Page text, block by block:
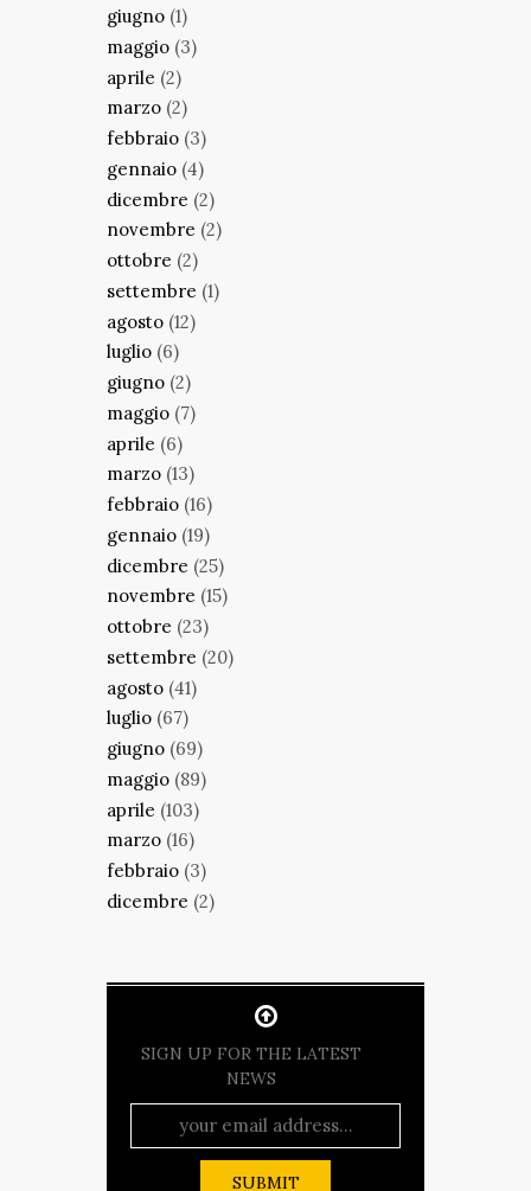
giugno (1)
maggio (3)
aprile (2)
marzo (2)
febbraio (3)
gennaio (4)
dicembre (2)
novembre (2)
ottobre (2)
settembre (1)
agosto (12)
luglio (6)
giugno (2)
maggio (7)
aprile (6)
marzo (13)
febbraio (16)
gennaio (19)
dicembre (25)
novembre (15)
ottobre (23)
settembre (20)
agosto (41)
luglio (67)
giugno (69)
maggio (89)
aprile (103)
marzo (16)
febbraio (3)
dicembre (2)
SIGN UP FOR THE LATEST
NEWS